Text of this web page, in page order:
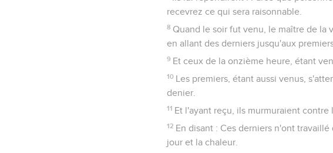
recevrez ce qui sera raisonnable.
8 Quand le soir fut venu, le maître de la
en allant des derniers jusqu'aux
9 Et ceux de la onzième heure, étant
10 Les premiers, étant aussi venus,
denier.
11 Et l'ayant reçu, ils murmuraient contre
12 En disant : Ces derniers n'ont
jour et la chaleur.